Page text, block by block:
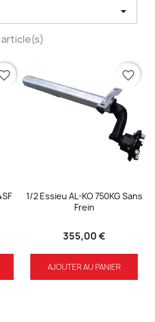

article(s)
1/2 Essieu AL-KO 750KG Sans
Frein
355,00 €
AJOUTER AU PANIER
favorite_border